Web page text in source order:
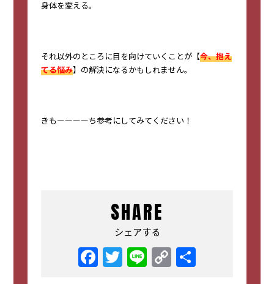
身体を変える。
それ以外のところに目を向けていくことが【今、抱え
てる悩み】の解決になるかもしれません。
きもーーーーち参考にしてみてください！
SHARE
シェアする
Facebook
Twitter
LineCopy